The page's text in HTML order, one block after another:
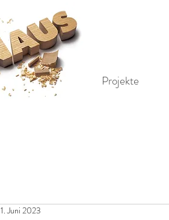
Projekte
1. Juni 2023